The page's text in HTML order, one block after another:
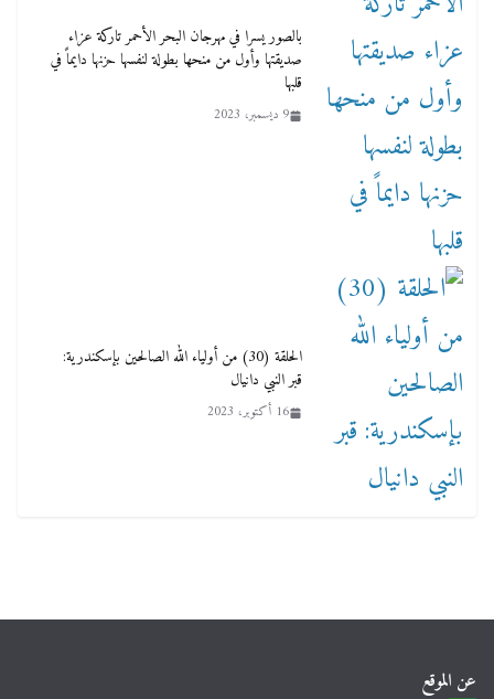
بالصور يسرا في مهرجان البحر الأحمر تاركة عزاء
صديقتها وأول من منحها بطولة لنفسها حزنها دايماً في
قلبها
9 ديسمبر، 2023
الحلقة (30) من أولياء الله الصالحين بإسكندرية:
قبر النبي دانيال
16 أكتوبر، 2023
عن الموقع